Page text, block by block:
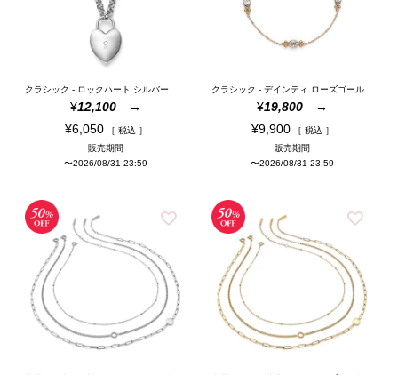
¥12,100
¥6,050
税込
販売期間
〜2026/08/31 23:59
¥19,800
¥9,900
税込
販売期間
〜2026/08/31 23:59